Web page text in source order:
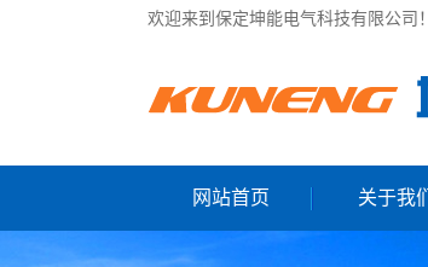
欢迎来到保定坤能电气科技有限公司！
网站首页 关于我们